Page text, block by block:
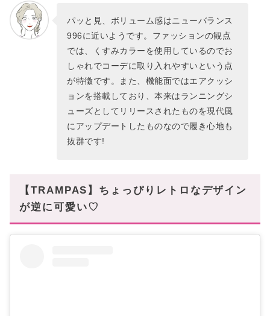
パッと見、ボリューム感はニューバランス
996に近いようです。ファッションの観点
では、くすみカラーを使用しているのでお
しゃれでコーデに取り入れやすいという点
が特徴です。また、機能面ではエアクッシ
ョンを搭載しており、本来はランニングシ
ューズとしてリリースされたものを現代風
にアップデートしたものなので履き心地も
抜群です!
【TRAMPAS】ちょっぴりレトロなデザイン
が逆に可愛い♡